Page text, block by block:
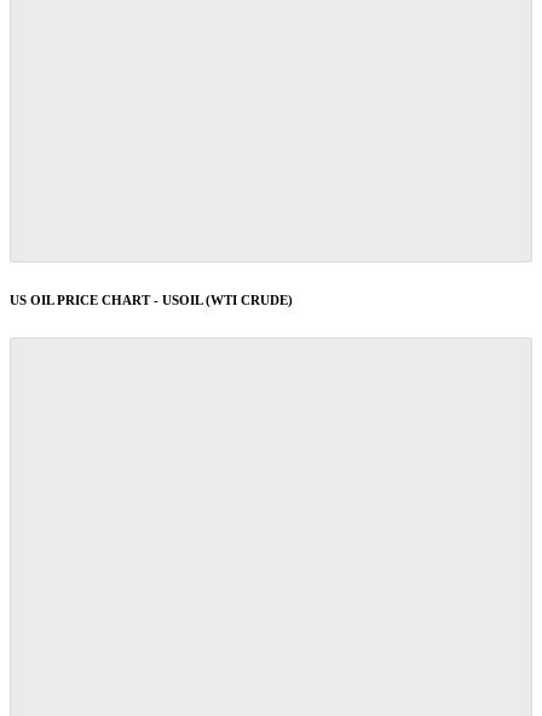
US OIL PRICE CHART - USOIL (WTI CRUDE)